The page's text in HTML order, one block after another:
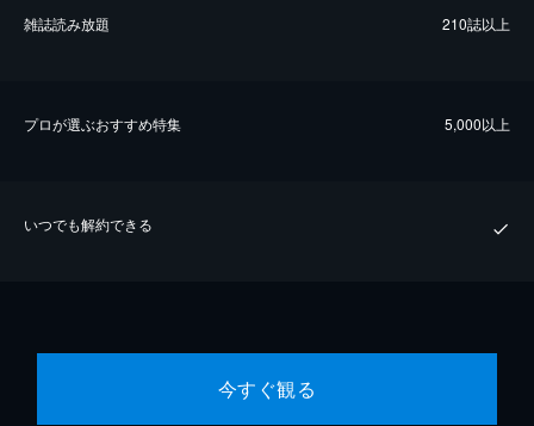
雑誌読み放題 210誌以上
プロが選ぶおすすめ特集 5,000以上
いつでも解約できる
今すぐ観る